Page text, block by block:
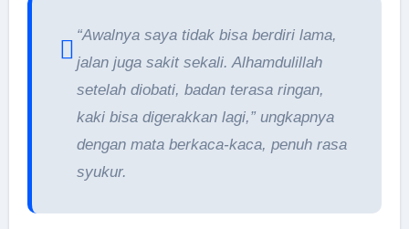
“Awalnya saya tidak bisa berdiri lama,
jalan juga sakit sekali. Alhamdulillah
setelah diobati, badan terasa ringan,
kaki bisa digerakkan lagi,” ungkapnya
dengan mata berkaca-kaca, penuh rasa
syukur.